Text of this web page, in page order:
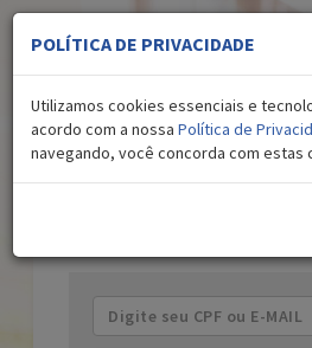
UMA ÚNICA CONTA PARA
POLÍTICA DE PRIVACIDADE
Utilizamos cookies essenciais e
acordo com a nossa Política de
navegando, você concorda com estas